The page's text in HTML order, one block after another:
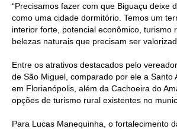
“Precisamos fazer com que Biguaçu deixe
como uma cidade dormitório. Temos um
interior forte, potencial econômico, turismo
belezas naturais que precisam ser
Entre os atrativos destacados pelo
de São Miguel, comparado por ele a Santo
em Florianópolis, além da Cachoeira do
opções de turismo rural existentes no
Para Lucas Manequinha, o fortalecimento